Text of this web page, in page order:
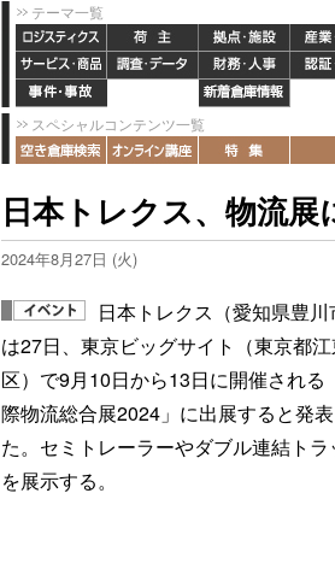
テーマ一覧
スペシャルコンテンツ一覧
日本トレクス、物流展
2024年8月27日 (火)
日本トレクス（愛知県豊川
は27日、東京ビッグサイト（東京都
区）で9月10日から13日に開催される
際物流総合展2024」に出展すると発
た。セミトレーラーやダブル連結トラ
を展示する。